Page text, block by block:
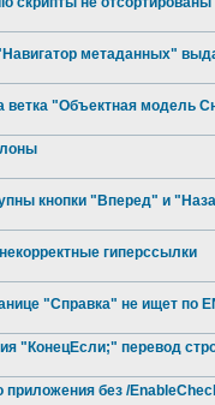
метаданных"
ветка "Объектная модель
кнопки "Вперед" и
гиперссылки
"Справка" не ищет по
"КонецЕсли;" перевод
приложения без /